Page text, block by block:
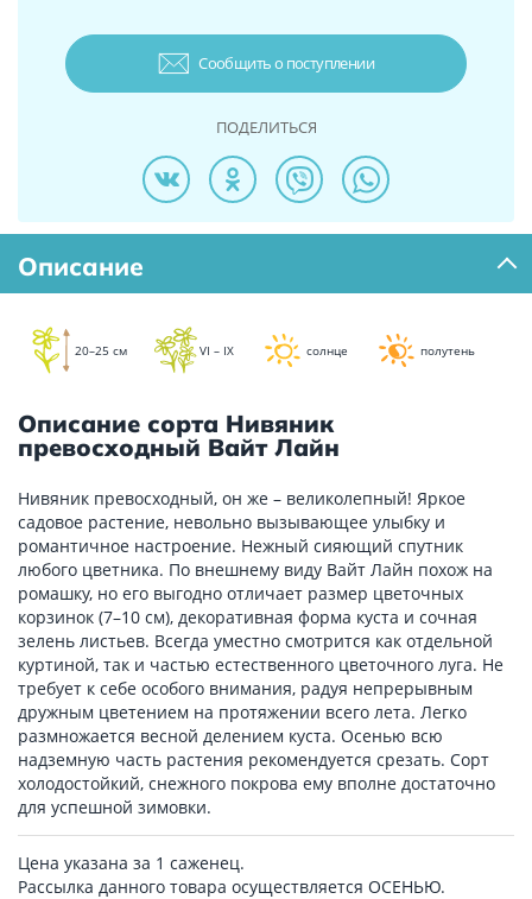
Сообщить о поступлении
ПОДЕЛИТЬСЯ
Описание
20–25 см VI – IX солнце полутень
Описание сорта Нивяник
превосходный Вайт Лайн
Нивяник превосходный, он же – великолепный! Яркое
садовое растение, невольно вызывающее улыбку и
романтичное настроение. Нежный сияющий спутник
любого цветника. По внешнему виду Вайт Лайн похож на
ромашку, но его выгодно отличает размер цветочных
корзинок (7–10 см), декоративная форма куста и сочная
зелень листьев. Всегда уместно смотрится как отдельной
куртиной, так и частью естественного цветочного луга. Не
требует к себе особого внимания, радуя непрерывным
дружным цветением на протяжении всего лета. Легко
размножается весной делением куста. Осенью всю
надземную часть растения рекомендуется срезать. Сорт
холодостойкий, снежного покрова ему вполне достаточно
для успешной зимовки.
Цена указана за 1 саженец.
Рассылка данного товара осуществляется ОСЕНЬЮ.